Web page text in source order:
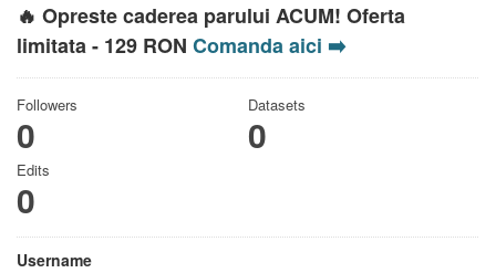
🔥 Opreste caderea parului ACUM! Oferta
limitata - 129 RON Comanda aici ➡️
Followers
0
Datasets
0
Edits
0
Username